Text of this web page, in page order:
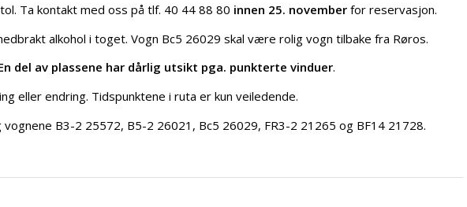
Ta kontakt med oss på tlf. 40 44 88 80 innen 25. november for reservasjon.
alkohol i toget. Vogn Bc5 26029 skal være rolig vogn tilbake fra Røros.
del av plassene har dårlig utsikt pga. punkterte vinduer.
eller endring. Tidspunktene i ruta er kun veiledende.
B3-2 25572, B5-2 26021, Bc5 26029, FR3-2 21265 og BF14 21728.